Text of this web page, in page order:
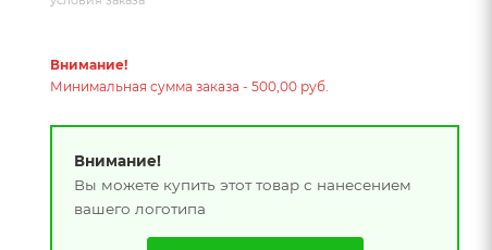
Внимание!
Минимальная сумма заказа - 500,00 руб.
Внимание!
Вы можете купить этот товар с нанесением
вашего логотипа